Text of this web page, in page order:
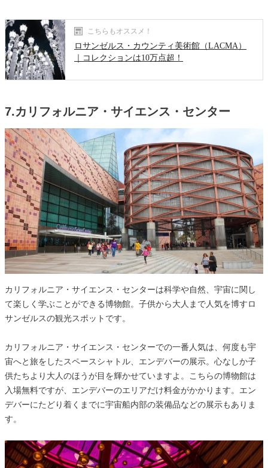
こちらもオススメ！
ロサンゼルス・カウンティ美術館（LACMA）
｜コレクションは10万点超！
7.カリフォルニア・サイエンス・センター
カリフォルニア・サイエンス・センターは科学や自然、宇宙に関し
て楽しく学ぶことができる博物館。子供から大人まで人気を博すロ
サンゼルスの観光スポットです。
カリフォルニア・サイエンス・センターでの一番人気は、何度も宇
宙へと旅をしたスペースシャトル、エンデバーの展示。心なしか子
供たちより大人のほうが目を輝かせていますよ。こちらの博物館は
入場無料ですが、エンデバーのエリアだけ料金がかかります。エン
デバーにたどり着くまでに宇宙船内部の装備品などの展示もありま
す。